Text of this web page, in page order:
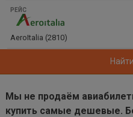
РЕЙС
AeroItalia (2810)
Мы не продаём
купить самые дешевые.